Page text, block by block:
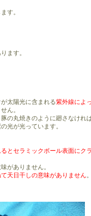
す。
ます。
太陽光に含まれる紫外線によ
ん。
丸焼きのように廻さなければ
光が光っています。
とセラミックボール表面にク
がありません。
天日干しの意味がありません。